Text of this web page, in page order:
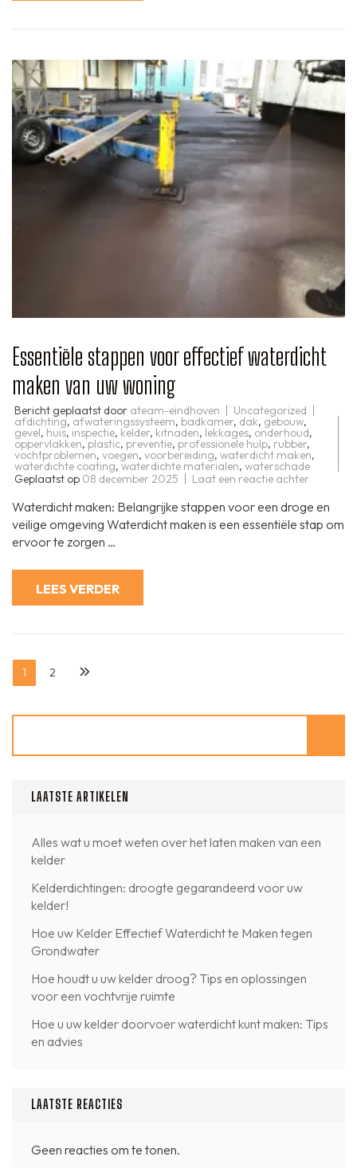
Essentiële stappen voor effectief waterdicht
maken van uw woning
Bericht geplaatst door ateam-eindhoven Uncategorized
afdichting, afwateringssysteem, badkamer, dak, gebouw,
gevel, huis, inspectie, kelder, kitnaden, lekkages, onderhoud,
oppervlakken,plastic, preventie, professionele hulp, rubber,
vochtproblemen, voegen, voorbereiding, waterdicht maken,
waterdichte coating, waterdichte materialen, waterschade
Geplaatst op 08 december 2025 Laat een reactie achter
voor
effectief
Waterdicht maken: Belangrijke stappen voor een droge en
veilige omgeving Waterdicht maken is een essentiële stap om
ervoor te zorgen …
LEES VERDER
Berichten
paginering
Pagina
1 Pagina
2
LAATSTE ARTIKELEN
Alles wat u moet weten over het laten maken van een
kelder
Kelderdichtingen: droogte gegarandeerd voor uw
kelder!
Hoe uw Kelder Effectief Waterdicht te Maken tegen
Grondwater
Hoe houdt u uw kelder droog? Tips en oplossingen
voor een vochtvrije ruimte
Hoe u uw kelder doorvoer waterdicht kunt maken: Tips
en advies
LAATSTE REACTIES
Geen reacties om te tonen.